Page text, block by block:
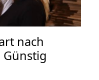
nach
Günstig